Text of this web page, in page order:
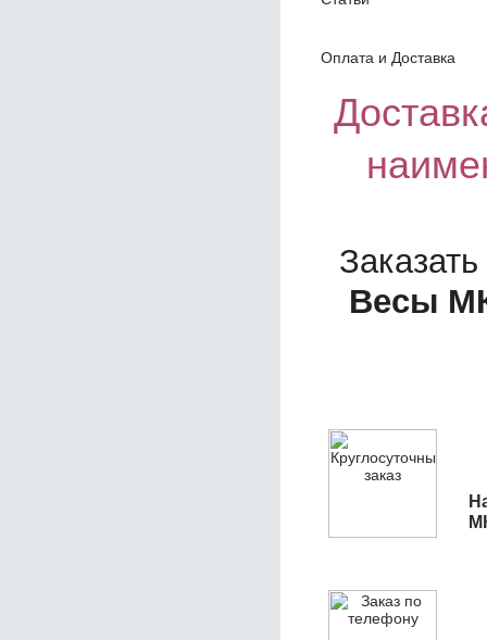
Оплата и Доставка
Весы